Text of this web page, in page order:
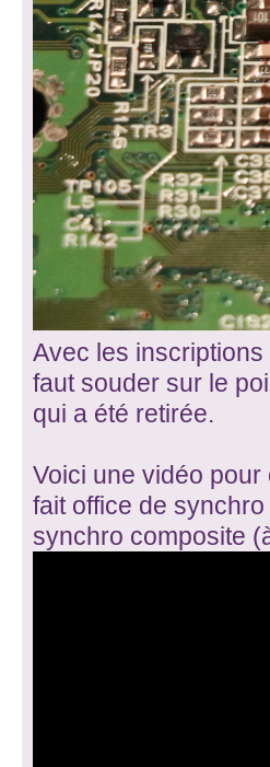
Avec les
faut souder sur le
qui a été retirée.
Voici une vidéo
fait office de
synchro composite